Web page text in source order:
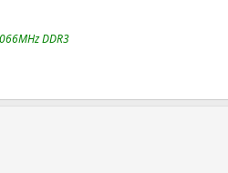
DDR3